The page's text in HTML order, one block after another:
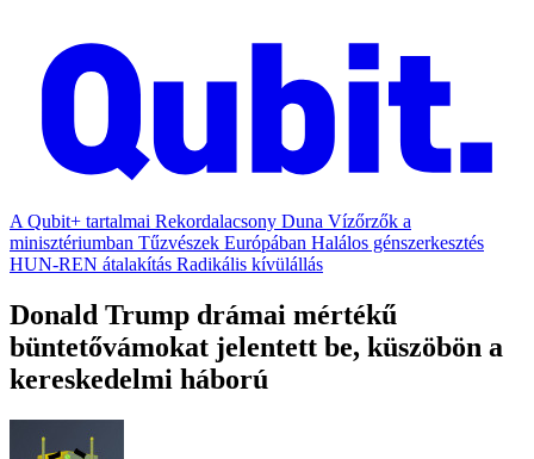
A Qubit+ tartalmai Rekordalacsony Duna Vízőrzők a
minisztériumban Tűzvészek Európában Halálos génszerkesztés
HUN-REN átalakítás Radikális kívülállás
Donald Trump drámai mértékű
büntetővámokat jelentett be, küszöbön a
kereskedelmi háború